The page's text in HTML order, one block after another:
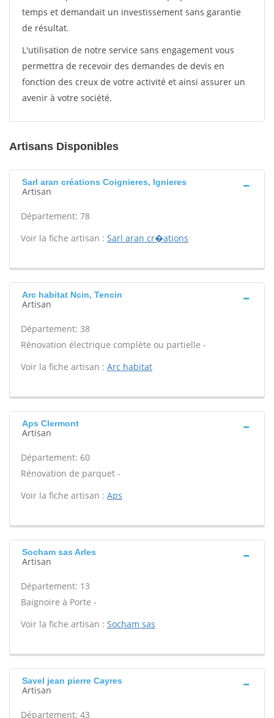
temps et demandait un investissement sans garantie
de résultat.
L'utilisation de notre service sans engagement vous
permettra de recevoir des demandes de devis en
fonction des creux de votre activité et ainsi assurer un
avenir à votre société.
Artisans Disponibles
Sarl aran créations Coignieres, Ignieres
Artisan
Département: 78
Voir la fiche artisan : Sarl aran cr�ations
Arc habitat Ncin, Tencin
Artisan
Département: 38
Rénovation électrique complète ou partielle -
Voir la fiche artisan : Arc habitat
Aps Clermont
Artisan
Département: 60
Rénovation de parquet -
Voir la fiche artisan : Aps
Socham sas Arles
Artisan
Département: 13
Baignoire à Porte -
Voir la fiche artisan : Socham sas
Savel jean pierre Cayres
Artisan
Département: 43